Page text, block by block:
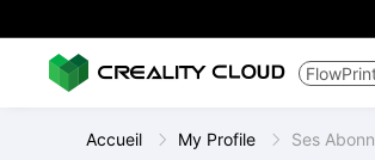
Accueil My Profile Ses